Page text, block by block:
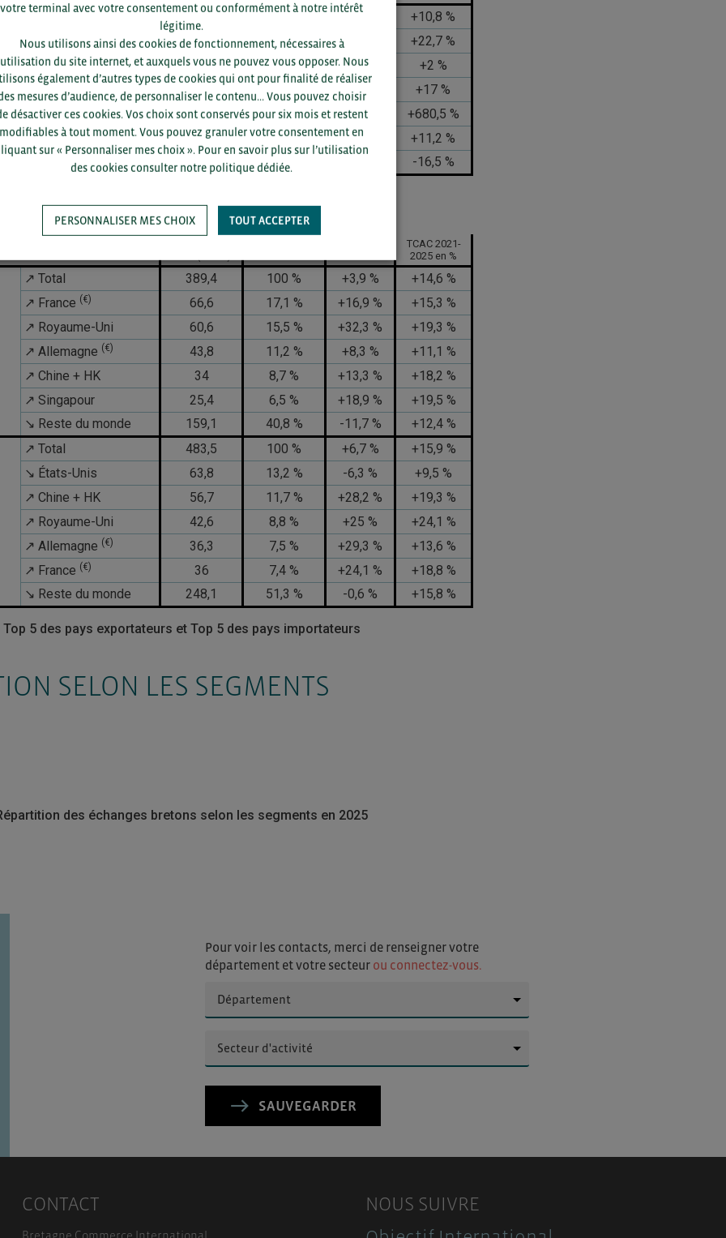
↗ Total 53 100 % +5,4 %
+10,8 %
↗ États-Unis
30 56,6 % +14,8 %
+22,7 %
↗ Pays indéterminé
11,7 22,1 % +5,3 %
+2 %
↗ Canada
3,6 6,8 % +489,2 %
+17 %
↘ Vietnam
2,3 4,3 % -21,5 %
+680,5 %
↘ Royaume-Uni
1,2 2,3 % -27,4 %
+11,2 %
↘ Reste du monde
4,1 7,6 % -16,5 %
TCAC 2021-
2025 en %
↗ Total 389,4 100 % +3,9 %
+14,6 %
↗ France (€) 66,6 17,1 % +16,9 %
+15,3 %
↗ Royaume-Uni
60,6 15,5 % +32,3 %
+19,3 %
↗ Allemagne (€) 43,8 11,2 % +8,3 %
+11,1 %
↗ Chine + HK
34 8,7 % +13,3 %
+18,2 %
↗ Singapour
25,4 6,5 % +18,9 %
+19,5 %
↘ Reste du monde
159,1 40,8 % -11,7 % +12,4 %
↗ Total 483,5 100 % +6,7 %
+15,9 %
↘ États-Unis
63,8 13,2 % -6,3 %
+9,5 %
↗ Chine + HK
56,7 11,7 % +28,2 %
+19,3 %
↗ Royaume-Uni
42,6 8,8 % +25 %
+24,1 %
↗ Allemagne (€) 36,3 7,5 % +29,3 %
+13,6 %
↗ France (€) 36 7,4 % +24,1 %
+18,8 %
↘ Reste du monde
248,1 51,3 % -0,6 % +15,8 %
Top 5 des pays exportateurs et Top 5 des pays importateurs
SELON LES SEGMENTS
des échanges bretons selon les segments en 2025
Pour voir les contacts, merci de renseigner votre
département et votre secteur ou connectez-vous.
SAUVEGARDER
CONTACT
Bretagne Commerce International
NOUS SUIVRE
votre terminal avec votre consentement ou conformément à notre intérêt
légitime.
Nous utilisons ainsi des cookies de fonctionnement, nécessaires à
du site internet, et auxquels vous ne pouvez vous opposer. Nous
également d’autres types de cookies qui ont pour finalité de réaliser
mesures d’audience, de personnaliser le contenu... Vous pouvez choisir
désactiver ces cookies. Vos choix sont conservés pour six mois et restent
modifiables à tout moment. Vous pouvez granuler votre consentement en
sur « Personnaliser mes choix ». Pour en savoir plus sur l’utilisation
des cookies consulter notre politique dédiée.
PERSONNALISER MES CHOIX TOUT ACCEPTER